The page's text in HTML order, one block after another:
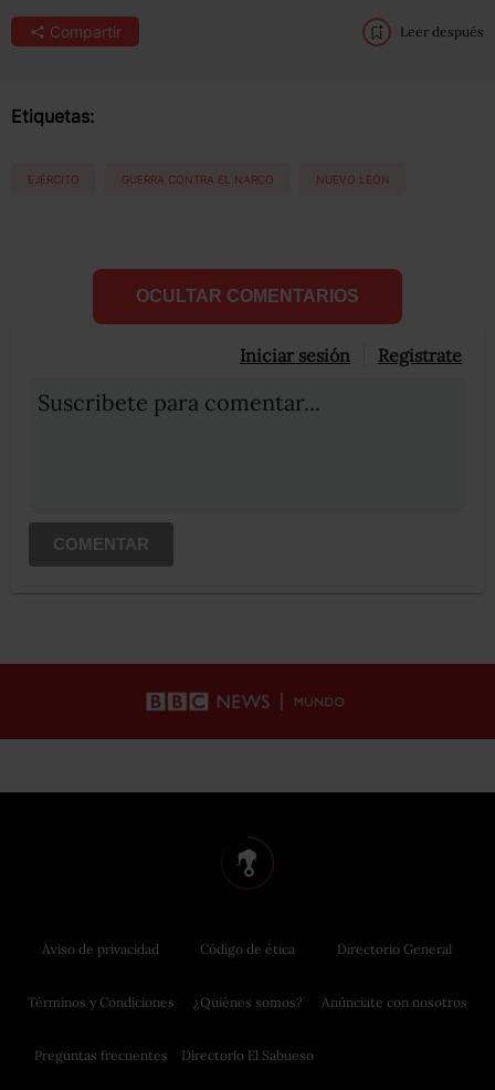
Compartir Leer después
Etiquetas:
EJÉRCITO GUERRA CONTRA EL NARCO NUEVO LEÓN
OCULTAR COMENTARIOS
Iniciar sesión Registrate
Suscribete para comentar...
COMENTAR
Aviso de privacidad
Términos y Condiciones
Preguntas frecuentes
Código de ética
¿Quiénes somos?
Directorio El Sabueso
Directorio General
Anúnciate con nosotros